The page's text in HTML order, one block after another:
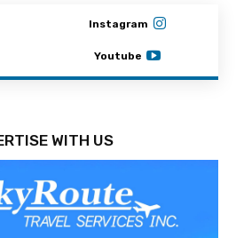
Instagram
Youtube
WITH US: